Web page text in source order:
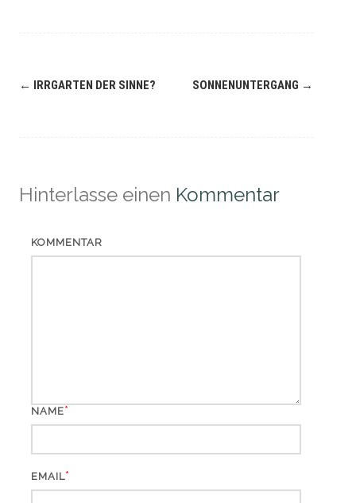
Navigation
← IRRGARTEN DER SINNE? SONNENUNTERGANG →
Hinterlasse einen Kommentar
KOMMENTAR
NAME*
EMAIL*